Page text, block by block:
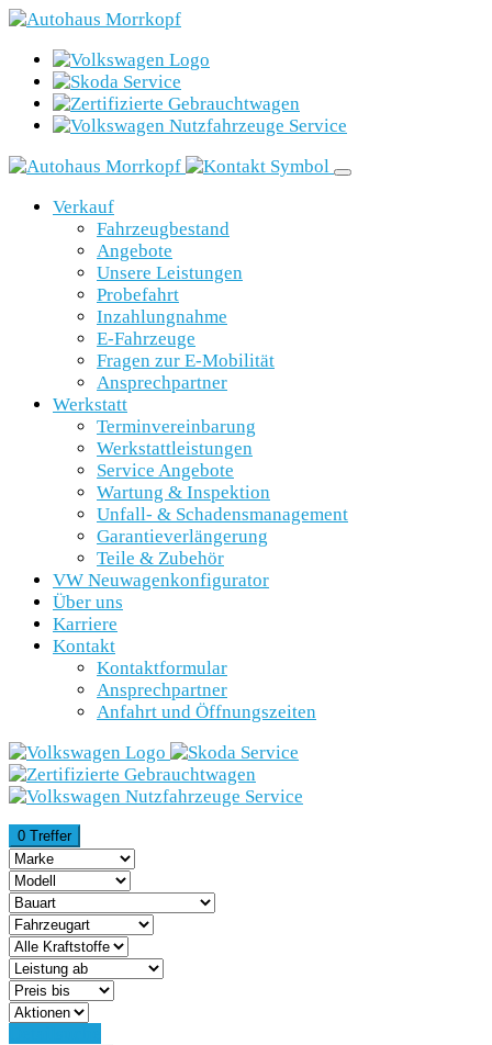
Verkauf
Fahrzeugbestand
Angebote
Unsere Leistungen
Probefahrt
Inzahlungnahme
E-Fahrzeuge
Fragen zur E-Mobilität
Ansprechpartner
Werkstatt
Terminvereinbarung
Werkstattleistungen
Service Angebote
Wartung & Inspektion
Unfall- & Schadensmanagement
Garantieverlängerung
Teile & Zubehör
VW Neuwagenkonfigurator
Über uns
Karriere
Kontakt
Kontaktformular
Ansprechpartner
Anfahrt und Öffnungszeiten
0 Treffer